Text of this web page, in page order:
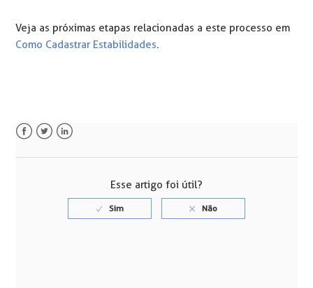
Veja as próximas etapas relacionadas a este processo em
Como Cadastrar Estabilidades.
Esse artigo foi útil?